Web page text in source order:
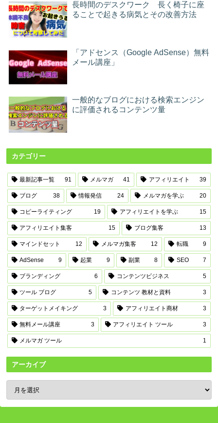
長時間のデスクワーク 長く椅子に座
ることで起きる病気とその改善方法
「アドセンス（Google AdSense）無料
メール講座」
一般的なブログにおける検索エンジン
に評価されるコンテンツ量
カテゴリー
最新記事一覧 91 メルマガ 41 アフィリエイト 39
ブログ 38 情報発信 24 メルマガを学ぶ 20
コピーライティング 19 アフィリエイトを学ぶ 15
アフィリエイト集客 15 ブログ集客 13
マインドセット 12 メルマガ集客 12 転職 9
AdSense 9 起業 9 副業 8 SEO 7
ブランディング 6 コンテンツビジネス 5
ツール ブログ 5 コンテンツ 教材と資料 3
ターゲットメイキング 3 アフィリエイト商材 3
無料メール講座 3 アフィリエイト ツール 3
メルマガ ツール 1
アーカイブ